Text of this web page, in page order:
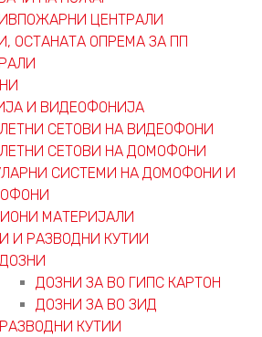
ЦЕНТРАЛИ
ОСТАНАТА ОПРЕМА ЗА ПП
И ВИДЕОФОНИЈА
СЕТОВИ НА ВИДЕОФОНИ
СЕТОВИ НА ДОМОФОНИ
СИСТЕМИ НА ДОМОФОНИ И
МАТЕРИЈАЛИ
И РАЗВОДНИ КУТИИ
ДОЗНИ
ДОЗНИ ЗА ВО ГИПС КАРТОН
ДОЗНИ ЗА ВО ЗИД
РАЗВОДНИ КУТИИ